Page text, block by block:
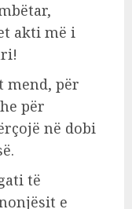
akti më i
mend, për
për
në dobi
të
e